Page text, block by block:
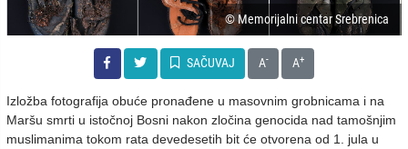
© Memorijalni centar Srebrenica
SAČUVAJ A- A+
Izložba fotografija obuće pronađene u masovnim grobnicama i na
Maršu smrti u istočnoj Bosni nakon zločina genocida nad tamošnjim
muslimanima tokom rata devedesetih bit će otvorena od 1. jula u